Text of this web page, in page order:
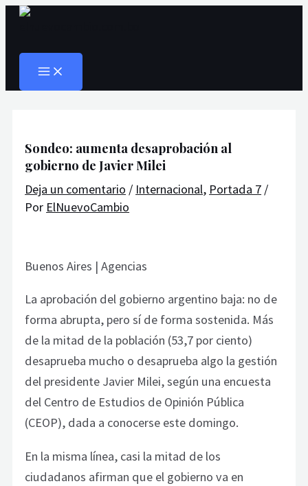
Ir
contenido
MAIN
Sondeo: aumenta desaprobación al
gobierno de Javier Milei
Deja un comentario / Internacional, Portada 7 /
Por ElNuevoCambio
Buenos Aires | Agencias
La aprobación del gobierno argentino baja: no de
forma abrupta, pero sí de forma sostenida. Más
de la mitad de la población (53,7 por ciento)
desaprueba mucho o desaprueba algo la gestión
del presidente Javier Milei, según una encuesta
del Centro de Estudios de Opinión Pública
(CEOP), dada a conocerse este domingo.
En la misma línea, casi la mitad de los
ciudadanos afirman que el gobierno va en
Navegación
entradas
Escribe
Nombre*
Correo
Web